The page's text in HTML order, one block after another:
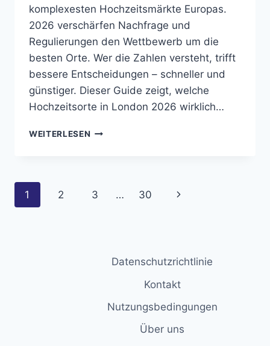
komplexesten Hochzeitsmärkte Europas.
2026 verschärfen Nachfrage und
Regulierungen den Wettbewerb um die
besten Orte. Wer die Zahlen versteht, trifft
bessere Entscheidungen – schneller und
günstiger. Dieser Guide zeigt, welche
Hochzeitsorte in London 2026 wirklich…
WEITERLESEN DIE
2026
Seitennavigation
1 2 3 … 30
Nächste
Datenschutzrichtlinie
Kontakt
Nutzungsbedingungen
Über uns